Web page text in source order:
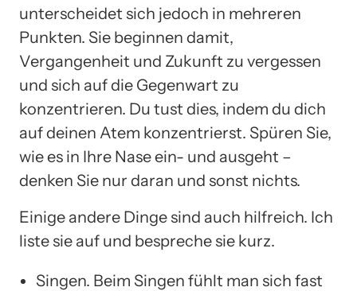
unterscheidet sich jedoch in mehreren
Punkten. Sie beginnen damit,
Vergangenheit und Zukunft zu vergessen
und sich auf die Gegenwart zu
konzentrieren. Du tust dies, indem du dich
auf deinen Atem konzentrierst. Spüren Sie,
wie es in Ihre Nase ein- und ausgeht –
denken Sie nur daran und sonst nichts.
Einige andere Dinge sind auch hilfreich. Ich
liste sie auf und bespreche sie kurz.
Singen. Beim Singen fühlt man sich fast